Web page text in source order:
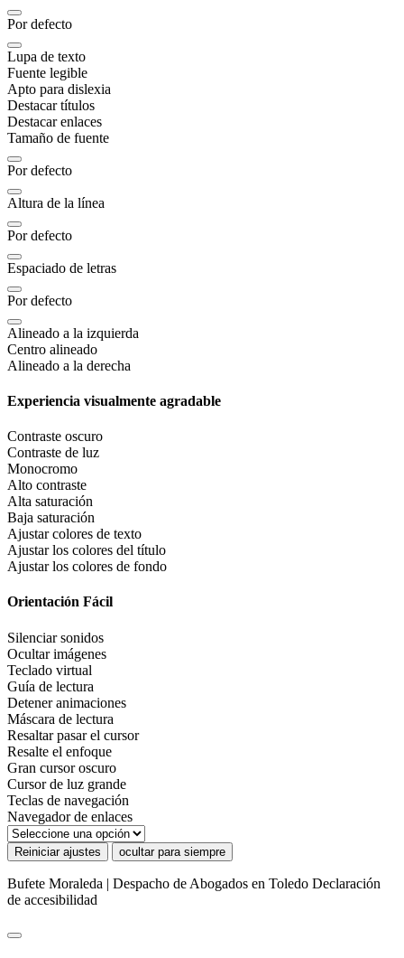
Por defecto
Lupa de texto
Fuente legible
Apto para dislexia
Destacar títulos
Destacar enlaces
Tamaño de fuente
Por defecto
Altura de la línea
Por defecto
Espaciado de letras
Por defecto
Alineado a la izquierda
Centro alineado
Alineado a la derecha
Experiencia visualmente agradable
Contraste oscuro
Contraste de luz
Monocromo
Alto contraste
Alta saturación
Baja saturación
Ajustar colores de texto
Ajustar los colores del título
Ajustar los colores de fondo
Orientación Fácil
Silenciar sonidos
Ocultar imágenes
Teclado virtual
Guía de lectura
Detener animaciones
Máscara de lectura
Resaltar pasar el cursor
Resalte el enfoque
Gran cursor oscuro
Cursor de luz grande
Teclas de navegación
Navegador de enlaces
Reiniciar ajustes ocultar para siempre
Bufete Moraleda | Despacho de Abogados en Toledo Declaración
de accesibilidad